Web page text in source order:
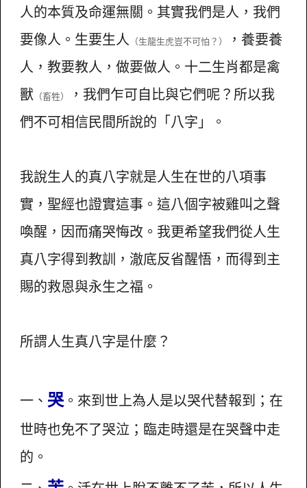
人的本質及命運無關。其實我們是人，我們
要像人。生要生人 （生龍生虎豈不可怕？）
，養要養
人，教要教人，做要做人。十二生肖都是禽
獸 （畜牲）
，我們乍可自比與它們呢？所以我
們不可相信民間所說的「八字」。
我說生人的真八字就是人生在世的八項事
實，聖經也證實這事。這八個字被雞叫之聲
喚醒，因而痛哭悔改。我更希望我們從人生
真八字得到教訓，澈底反省醒悟，而得到主
賜的救恩與永生之福。
所謂人生真八字是什麼？
一、 哭。來到世上為人是以哭代替報到；在
世時也免不了哭泣；臨走時還是在哭聲中走
的。